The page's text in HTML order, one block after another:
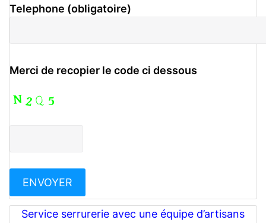
Telephone (obligatoire)
Merci de recopier le code ci dessous
Service serrurerie avec une équipe d’artisans